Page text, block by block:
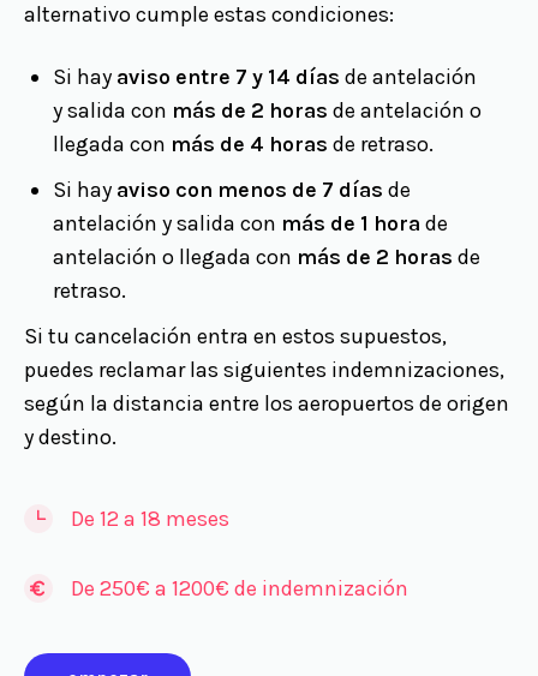
alternativo cumple estas condiciones:
Si hay aviso entre 7 y 14 días de antelación
y salida con más de 2 horas de antelación o
llegada con más de 4 horas de retraso.
Si hay aviso con menos de 7 días de
antelación y salida con más de 1 hora de
antelación o llegada con más de 2 horas de
retraso.
Si tu cancelación entra en estos supuestos,
puedes reclamar las siguientes indemnizaciones,
según la distancia entre los aeropuertos de origen
y destino.
De 12 a 18 meses
De 250€ a 1200€ de indemnización